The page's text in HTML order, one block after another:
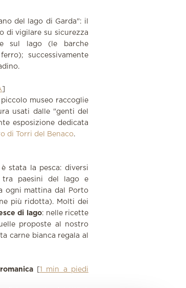
del lago di Garda": il
di vigilare su sicurezza
sul lago (le barche
successivamente
museo raccoglie
usati dalle "genti del
esposizione dedicata
di Torri del Benaco.
stata la pesca: diversi
tra paesini del lago e
ogni mattina dal Porto
più ridotta). Molti dei
di lago: nelle ricette
proposte al nostro
carne bianca regala al
1 min a piedi